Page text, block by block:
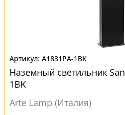
A1831PA-1BK
Наземный светильник
1BK
Arte Lamp (Италия)